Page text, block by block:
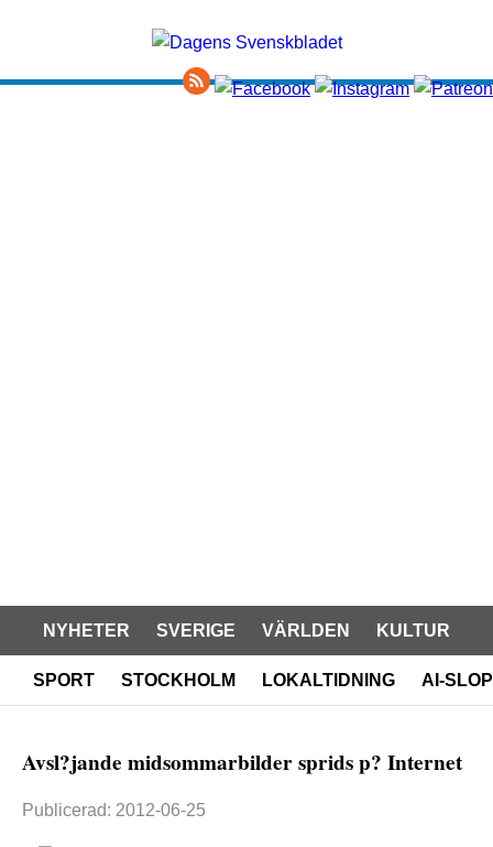
NYHETER SVERIGE VÄRLDEN KULTUR
SPORT STOCKHOLM LOKALTIDNING AI-SLOP
Avsl?jande midsommarbilder sprids p? Internet
Publicerad: 2012-06-25